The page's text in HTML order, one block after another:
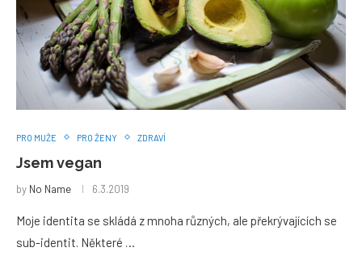
PRO MUŽE PRO ŽENY ZDRAVÍ
Jsem vegan
by No Name 6.3.2019
Moje identita se skládá z mnoha různých, ale překrývajících se
sub-identit. Některé …